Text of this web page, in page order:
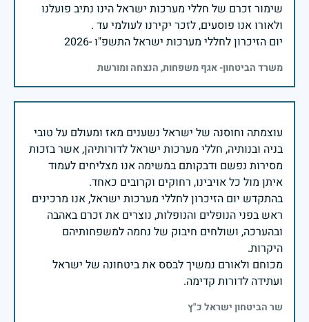
שימור זכרם של חללי מערכות ישראל הינו נתיב פועלנו
יום הזיכרון לחללי מערכות ישראל התשפ"ו -2026
משרד הביטחון- אגף משפחות, הנצחה ומורשת
עוצמתה וחוסנה של ישראל נשענים מאז ומעולם על טובי
בניה ובנותיה, חללי מערכות ישראל לדורותיהן, אשר בזכות
מסירות נפשם ודבקותם במשימה אנו מצליחים לעמוד
בהתקדש יום הזיכרון לחללי מערכות ישראל, אנו מרכינים
ראש בפני הנופלים והנופלות, נוצרים את זכרם באהבה
ובהערכה, ושולחים חיבוק של נחמה למשפחותיהם
מכוחם ולאורם נמשיך לבסס את ביטחונה של ישראל
ועתידה לדורות קדימה.
שר הביטחון ישראל כ"ץ